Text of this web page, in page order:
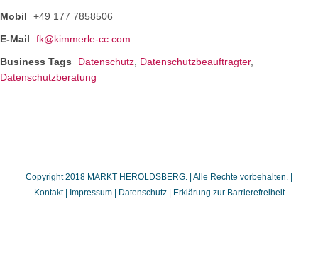
Mobil
+49 177 7858506
E-Mail
fk@kimmerle-cc.com
Business Tags
Datenschutz Datenschutzbeauftragter,
Datenschutzberatung
Copyright 2018 MARKT HEROLDSBERG. | Alle Rechte vorbehalten. |
Kontakt
Impressum| Datenschutz| Erklärung zur Barrierefreiheit